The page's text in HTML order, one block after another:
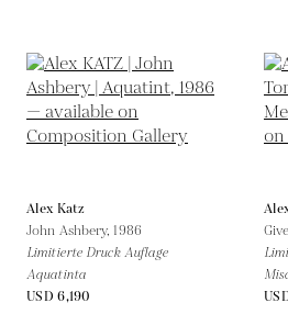
Alex Katz
John Ashbery,1986
Limitierte Druck Auflage
Aquatinta
USD 6,190